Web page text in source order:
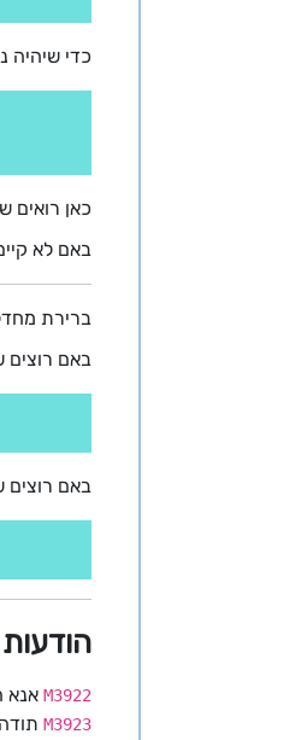
כדי שיהיה
כאן רואים
באם לא
ברירת
באם רוצים
באם רוצים
M3922 אנא
M3923